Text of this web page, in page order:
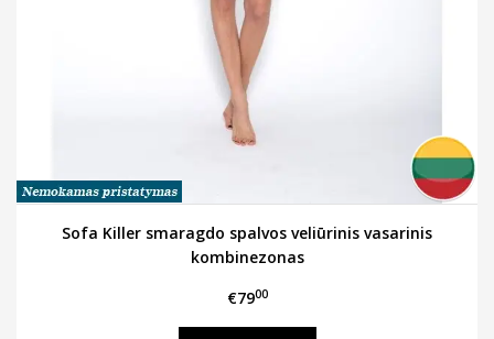
Sofa Killer smaragdo spalvos veliūrinis vasarinis
kombinezonas
€7900